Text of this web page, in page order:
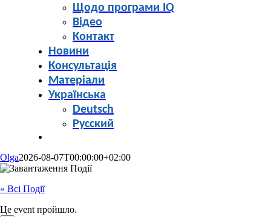
Щодо програми IQ
Відео
Контакт
Новини
Консультація
Матеріали
Українська
Deutsch
Русский
Olga2026-08-07T00:00:00+02:00
« Всі Події
Це event пройшло.